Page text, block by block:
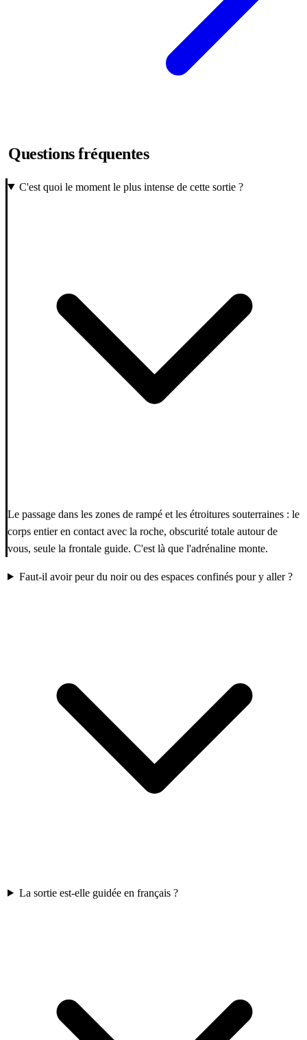
Questions fréquentes
C'est quoi le moment le plus intense de cette sortie ?
Le passage dans les zones de rampé et les étroitures souterraines : le
corps entier en contact avec la roche, obscurité totale autour de
vous, seule la frontale guide. C'est là que l'adrénaline monte.
Faut-il avoir peur du noir ou des espaces confinés pour y aller ?
La sortie est-elle guidée en français ?